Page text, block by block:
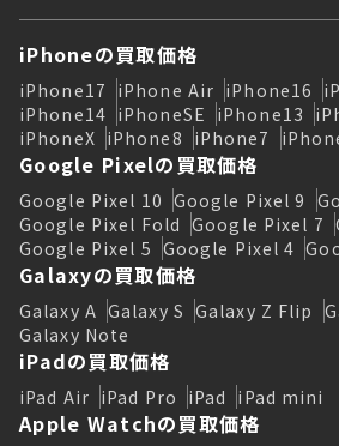
iPhoneの買取価格
iPhone17 iPhone Air iPhone16
iPhone14 iPhoneSE iPhone13
iPhoneX iPhone8 iPhone7
Google Pixelの買取価格
Google Pixel 10 Google Pixel 9
Google Pixel Fold Google Pixel 7
Google Pixel 5 Google Pixel 4
Galaxyの買取価格
Galaxy A Galaxy S Galaxy Z Flip
Galaxy Note
iPadの買取価格
iPad Air iPad Pro iPad iPad mini
Apple Watchの買取価格